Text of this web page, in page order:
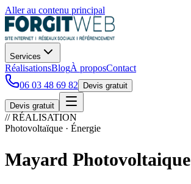
Aller au contenu principal
Services
RéalisationsBlogÀ proposContact
06 03 48 69 82
Devis gratuit
Devis gratuit
// RÉALISATION
Photovoltaïque · Énergie
Mayard Photovoltaique